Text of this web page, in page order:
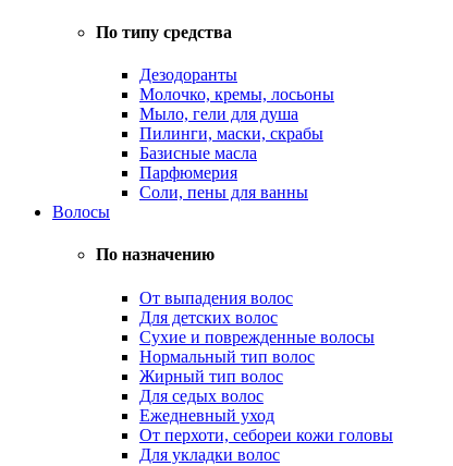
По типу средства
Дезодоранты
Молочко, кремы, лосьоны
Мыло, гели для душа
Пилинги, маски, скрабы
Базисные масла
Парфюмерия
Соли, пены для ванны
Волосы
По назначению
От выпадения волос
Для детских волос
Сухие и поврежденные волосы
Нормальный тип волос
Жирный тип волос
Для седых волос
Ежедневный уход
От перхоти, себореи кожи головы
Для укладки волос